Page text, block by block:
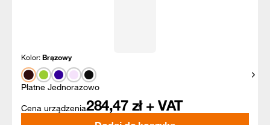
Kolor:Brązowy
Płatne Jednorazowo
Cena urządzenia284,47 zł + VAT